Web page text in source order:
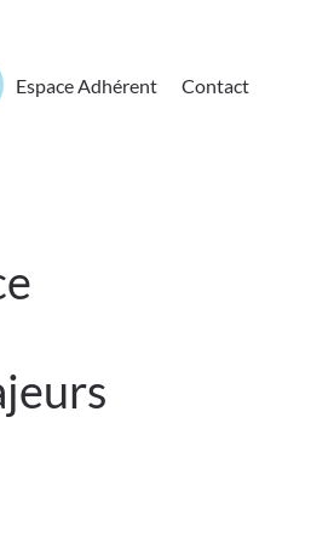
Espace Adhérent Contact